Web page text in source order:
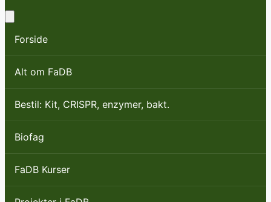
Forside
Alt om FaDB
Bestil: Kit, CRISPR, enzymer, bakt.
Biofag
FaDB Kurser